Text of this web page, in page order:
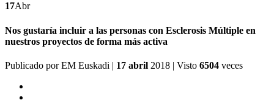
17Abr
Nos gustaría incluir a las personas con Esclerosis Múltiple en
nuestros proyectos de forma más activa
Publicado porEM Euskadi | 17 abril 2018 | Visto 6504 veces